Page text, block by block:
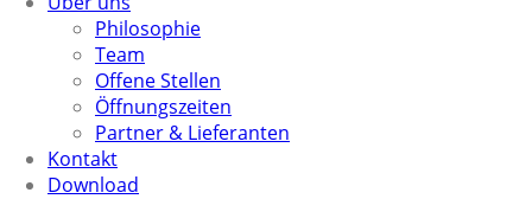
Philosophie
Team
Offene Stellen
Öffnungszeiten
Partner & Lieferanten
Kontakt
Download